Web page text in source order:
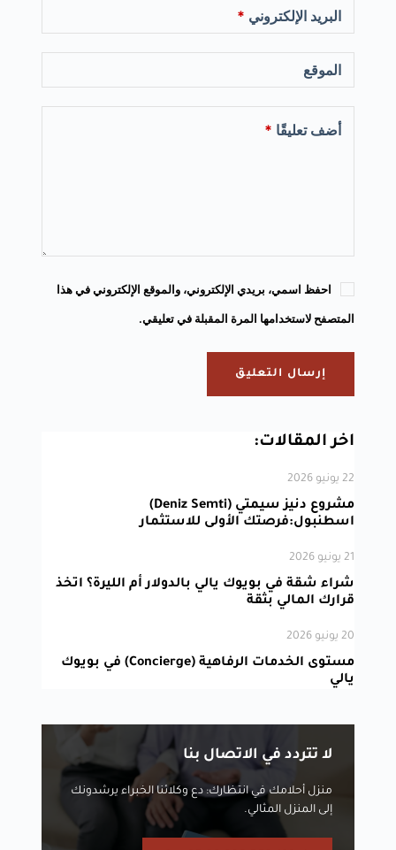
البريد الإلكتروني *
الموقع
أضف تعليقًا *
احفظ اسمي، بريدي الإلكتروني، والموقع الإلكتروني في هذا
المتصفح لاستخدامها المرة المقبلة في تعليقي.
إرسال التعليق
اخر المقالات:
22 يونيو 2026
مشروع دنيز سيمتي (Deniz Semti)
اسطنبول:فرصتك الأولى للاستثمار
21 يونيو 2026
شراء شقة في بويوك يالي بالدولار أم الليرة؟ اتخذ
قرارك المالي بثقة
20 يونيو 2026
مستوى الخدمات الرفاهية (Concierge) في بويوك
يالي
لا تتردد في الاتصال بنا
منزل أحلامك في انتظارك: دع وكلائنا الخبراء يرشدونك
إلى المنزل المثالي.